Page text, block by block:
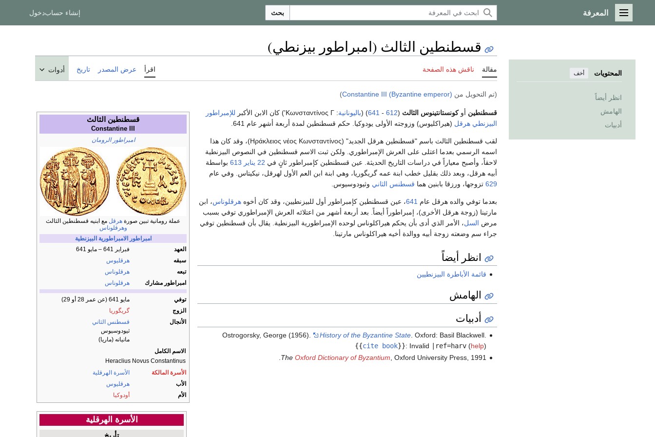
القائمة الرئيسية
المعرفة بحث إنشاء حسابدخول
المحتويات أخف
انظر أيضاً
الهامش
أدبيات
قسطنطين الثالث (امبراطور بيزنطي)
مقالة ناقش هذه الصفحة اقرأ عرض المصدر تاريخ أدوات
(تم التحويل من Constantine III (Byzantine emperor)
)
قسطنطين الثالث
Constantine III
امبراطور الرومان
عملة رومانية تبين صورة هرقل مع ابنيه قسطنطين الثالث
وهرقلوناس
امبراطور
الامبراطورية البيزنطية
العهد
فبراير 641 – مايو 641
سبقه
هرقليوس
تبعه
هرقلوناس
امبراطور مشارك
هرقلوناس
توفي
مايو 641 (عن عمر 28 أو 29)
الزوج
گريگوريا
الأنجال
قسطنس الثاني
ثيودوسيوس
مانيانه (ماريا)
الاسم الكامل
Heraclius Novus Constantinus
الأسرة المالكة
الأسرة الهرقلية
الأب
هرقليوس
الأم
أودوكيا
الأسرة الهرقلية
تأريخ
قسطنطين أوكونستانتينوس الثالث (
612
-
641
) (باليونانية: Κωνσταντίνος Γ') كان الابن الأكبر
للإمبراطور
البيزنطي هرقل (هيراكليوس) وزوجته الأولى يودوكيا. حكم قسطنطين لمدة أربعة أشهر عام 641.
لقب قسطنطين الثالث باسم "قسطنطين هرقل الجديد" (Ηράκλειος νέος Κωνσταντίνος)، وقد كان هذا
اسمه الرسمي بعدما اعتلى على العرش الإمبراطوري. ولكن ثبت الاسم قسطنطين في النصوص البيزنطية
لاحقاً، وأصبح معياراً في دراسات التاريخ الحديثة. عين قسطنطين كإمبراطور ثانٍ في 22 يناير 613 بواسطة
أبيه هرقل، وبعد ذلك بقليل خطب ابنة عمه گريگوريا، وهي ابنة ابن العم الأول لهرقل، نيكيتاس. وفي عام
629 تزوجها، ورزقا بابنين هما قسطنس الثاني وثيودوسيوس.
بعدما توفي والده هرقل عام 641، عين قسطنطين كإمبراطور أول للبيزنطيين، وقد كان أخوه هرقلوناس، ابن
مارتينا (زوجة هرقل الأخرى)، إمبراطوراً أيضاً. بعد أربعة أشهر من اعتلائه العرش الإمبراطوري توفي بسبب
مرض السل، الأمر الذي أدى بأن يحكم هيراكلوناس لوحده الإمبراطورية البيزنطية. يقال بأن قسطنطين توفي
جراء سم وضعته زوجة أبيه ووالدة أخيه هيراكلوناس مارتينا.
انظر أيضاً
قائمة الأباطرة البيزنطيين
الهامش
أدبيات
Ostrogorsky, George (1956). History of the Byzantine State. Oxford: Basil Blackwell.
{{cite book}}: Invalid |ref=harv(help)
The Oxford Dictionary of Byzantium , Oxford University Press, 1991.